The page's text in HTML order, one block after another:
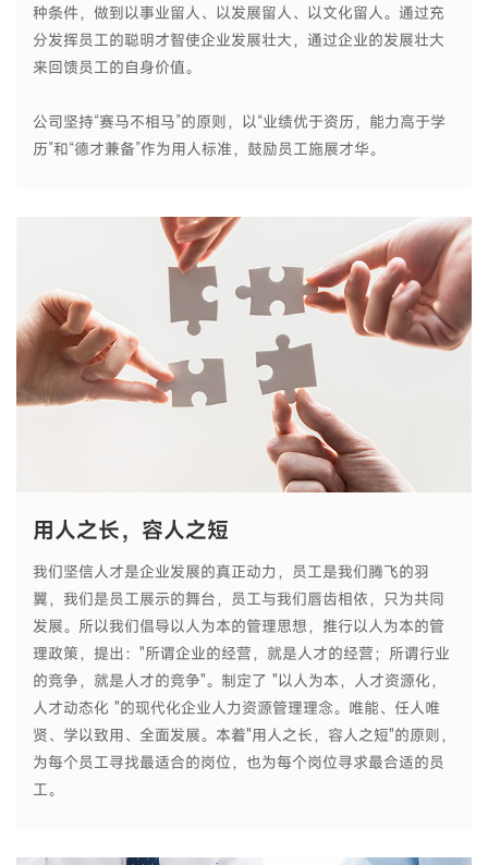
种条件，做到以事业留人、以发展留人、以文化留人。通过充
分发挥员工的聪明才智使企业发展壮大，通过企业的发展壮大
来回馈员工的自身价值。
公司坚持“赛马不相马”的原则，以“业绩优于资历，能力高于学
历”和“德才兼备”作为用人标准，鼓励员工施展才华。
用人之长，容人之短
我们坚信人才是企业发展的真正动力，员工是我们腾飞的羽
翼，我们是员工展示的舞台，员工与我们唇齿相依，只为共同
发展。所以我们倡导以人为本的管理思想，推行以人为本的管
理政策，提出："所谓企业的经营，就是人才的经营；所谓行业
的竞争，就是人才的竞争"。制定了 "以人为本，人才资源化，
人才动态化 "的现代化企业人力资源管理理念。唯能、任人唯
贤、学以致用、全面发展。本着"用人之长，容人之短"的原则，
为每个员工寻找最适合的岗位，也为每个岗位寻求最合适的员
工。